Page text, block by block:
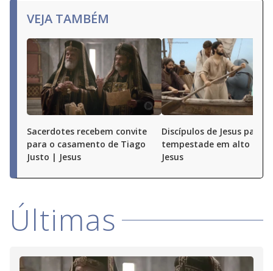
VEJA TAMBÉM
Sacerdotes recebem convite
para o casamento de Tiago
Justo | Jesus
Discípulos de Jesus
tempestade em alto
Jesus
Últimas